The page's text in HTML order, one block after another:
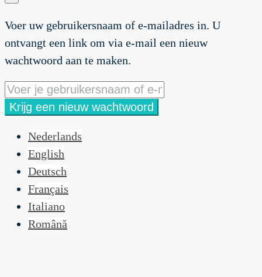
Voer uw gebruikersnaam of e-mailadres in. U
ontvangt een link om via e-mail een nieuw
wachtwoord aan te maken.
Krijg een nieuw wachtwoord
Nederlands
English
Deutsch
Français
Italiano
Română